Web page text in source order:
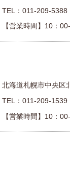
TEL： 011-209-5388
【営業時間】10：
北海道札幌市中央区
TEL： 011-209-1539
【営業時間】10：